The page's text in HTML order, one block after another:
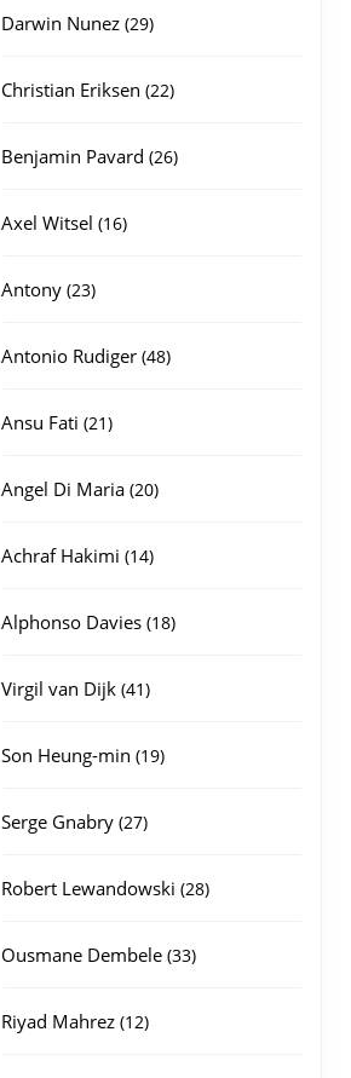
Darwin Nunez 2929
Christian Eriksen 2222
Benjamin Pavard 2626
Axel Witsel 1616
Antony 2323
Antonio Rudiger 4848
Ansu Fati 2121
Angel Di Maria 2020
Achraf Hakimi 1414
Alphonso Davies 1818
Virgil van Dijk 4141
Son Heung-min 1919
Serge Gnabry 2727
Robert Lewandowski 2828
Ousmane Dembele 3333
Riyad Mahrez 1212